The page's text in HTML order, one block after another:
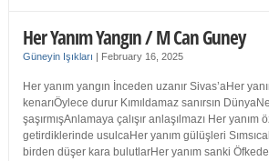
Her Yanım Yangın / M Can Guney
Güneyin Işıkları | February 16, 2025
Her yanım yangın İnceden uzanır Sivas’aHer
kenarıÖylece durur Kımıldamaz sanırsın
şaşırmışAnlamaya çalışır anlaşılmazı Her
getirdiklerinde usulcaHer yanım gülüşleri
birden düşer kara bulutlarHer yanım sanki